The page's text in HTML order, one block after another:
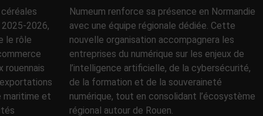
2026,
le rôle
rouennais
maritime et
Numeum renforce sa présence en Normandie
avec une équipe régionale dédiée. Cette
nouvelle organisation accompagnera les
entreprises du numérique sur les enjeux de
l’intelligence artificielle, de la cybersécurité,
de la formation et de la souveraineté
numérique, tout en consolidant l’écosystème
régional autour de Rouen.